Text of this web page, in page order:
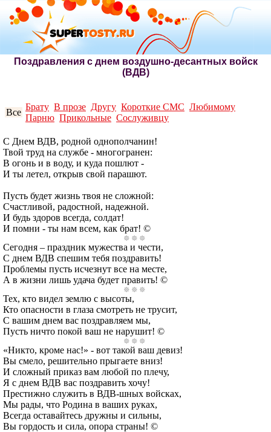
Поздравления с днем воздушно-десантных войск
(ВДВ)
Все
Брату В прозе Другу Короткие СМС Любимому
Парню Прикольные Сослуживцу
С Днем ВДВ, родной однополчанин!
Твой труд на службе - многогранен:
В огонь и в воду, и куда пошлют -
И ты летел, открыв свой парашют.
Пусть будет жизнь твоя не сложной:
Счастливой, радостной, надежной.
И будь здоров всегда, солдат!
И помни - ты нам всем, как брат! ©
Сегодня – праздник мужества и чести,
С днем ВДВ спешим тебя поздравить!
Проблемы пусть исчезнут все на месте,
А в жизни лишь удача будет править! ©
Тех, кто видел землю с высоты,
Кто опасности в глаза смотреть не трусит,
С вашим днем вас поздравляем мы,
Пусть ничто покой ваш не нарушит! ©
«Никто, кроме нас!» - вот такой ваш девиз!
Вы смело, решительно прыгаете вниз!
И сложный приказ вам любой по плечу,
Я с днем ВДВ вас поздравить хочу!
Престижно служить в ВДВ-шных войсках,
Мы рады, что Родина в ваших руках,
Всегда оставайтесь дружны и сильны,
Вы гордость и сила, опора страны! ©